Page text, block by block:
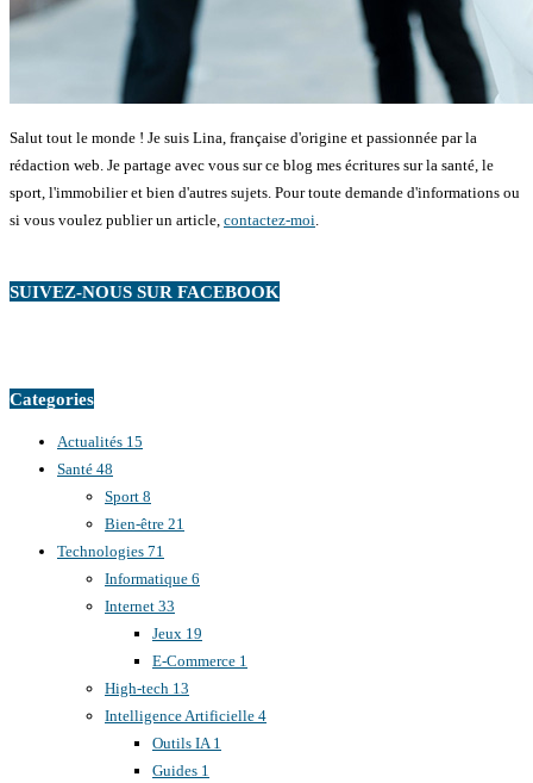
Salut tout le monde ! Je suis Lina, française d'origine et passionnée par la
rédaction web. Je partage avec vous sur ce blog mes écritures sur la santé, le
sport, l'immobilier et bien d'autres sujets. Pour toute demande d'informations ou
si vous voulez publier un article, contactez-moi.
SUIVEZ-NOUS SUR FACEBOOK
Categories
Actualités 15
Santé 48
Sport 8
Bien-être 21
Technologies 71
Informatique 6
Internet 33
Jeux 19
E-Commerce 1
High-tech 13
Intelligence Artificielle 4
Outils IA 1
Guides 1